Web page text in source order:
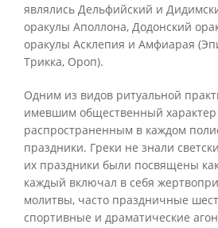
являлись Дельфийский и
оракулы Аполлона, Додонский
оракулы Асклепия и Амфиарая
Трикка, Ороп).
Одним из видов ритуальной
имевшим общественный
распространенным в каждом
праздники. Греки не знали
их праздники были посвящены
каждый включал в себя
молитвы, часто праздничные
спортивные и драматические